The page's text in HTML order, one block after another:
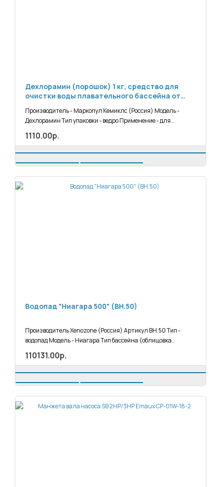
Дехлорамин (порошок) 1 кг, средство для
очистки воды плавательного бассейна от
хлораминов и органических загрязнений,
Маркопул Кемиклс
Производитель - Маркопул Кемиклс (Россия) Модель -
Дехлорамин Тип упаковки - ведро Применение - для ..
1110.00р.
Водопад "Ниагара 500" (ВН.50)
Производитель Xenozone (Россия) Артикул ВН.50 Тип -
водопад Модель - Ниагара Тип бассейна (облицовка..
110131.00р.